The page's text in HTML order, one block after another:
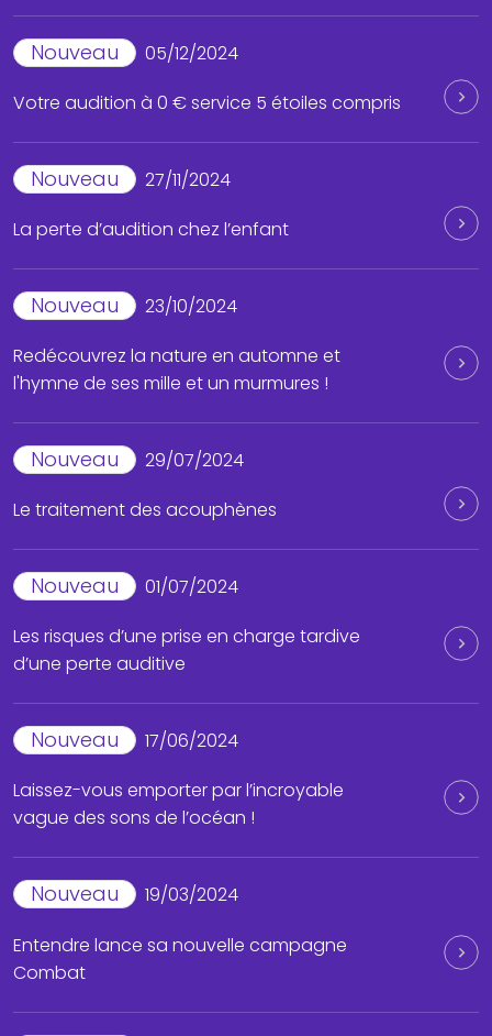
Nouveau
05/12/2024
Votre audition à 0 € service 5 étoiles compris
Nouveau
27/11/2024
La perte d’audition chez l’enfant
Nouveau
23/10/2024
Redécouvrez la nature en automne et
l'hymne de ses mille et un murmures !
Nouveau
29/07/2024
Le traitement des acouphènes
Nouveau
01/07/2024
Les risques d’une prise en charge tardive
d’une perte auditive
Nouveau
17/06/2024
Laissez-vous emporter par l’incroyable
vague des sons de l’océan !
Nouveau
19/03/2024
Entendre lance sa nouvelle campagne
Combat